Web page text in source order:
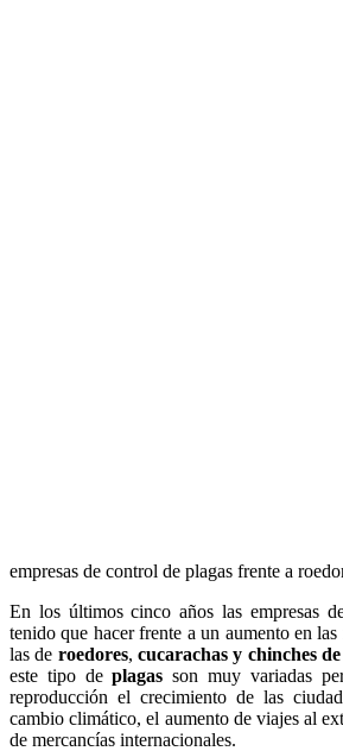
empresas de control de plagas frente a
En los últimos cinco años las empresas
tenido que hacer frente a un aumento en
las de roedores,cucarachas y chinches
este tipo deplagas son muy variadas
reproducción el crecimiento de las
cambio climático, el aumento de viajes al
de mercancías internacionales.